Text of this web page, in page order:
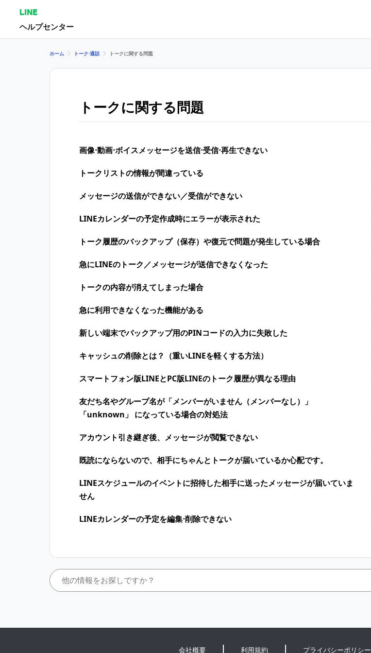
LINE
ヘルプセンター
ホーム トーク⋅通話 トークに関する問題
トークに関する問題
画像⋅動画⋅ボイスメッセージを送信⋅受信⋅再生できない
トークリストの情報が間違っている
メッセージの送信ができない／受信ができない
LINEカレンダーの予定作成時にエラーが表示された
トーク履歴のバックアップ（保存）や復元で問題が発生している場合
急にLINEのトーク／メッセージが送信できなくなった
トークの内容が消えてしまった場合
急に利用できなくなった機能がある
新しい端末でバックアップ用のPINコードの入力に失敗した
キャッシュの削除とは？（重いLINEを軽くする方法）
スマートフォン版LINEとPC版LINEのトーク履歴が異なる理由
友だち名やグループ名が「メンバーがいません（メンバーなし）」
「unknown」 になっている場合の対処法
アカウント引き継ぎ後、メッセージが閲覧できない
既読にならないので、相手にちゃんとトークが届いているか心配です。
LINEスケジュールのイベントに招待した相手に送ったメッセージが届いていま
せん
LINEカレンダーの予定を編集⋅削除できない
会社概要 利用規約 プライバシーポリシー